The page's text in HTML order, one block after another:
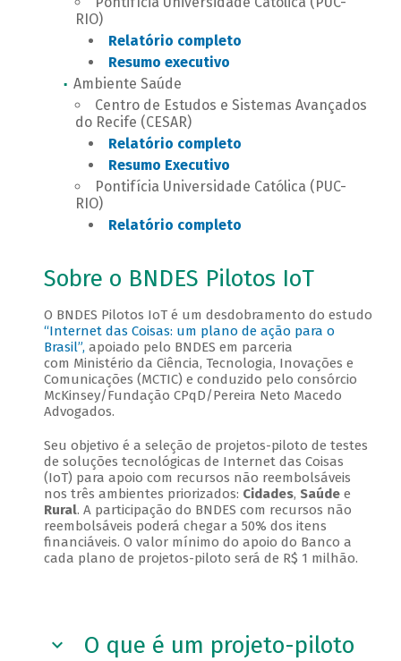
RIO)
Relatório completo
Resumo executivo
Ambiente Saúde
Centro de Estudos e Sistemas Avançados
do Recife (CESAR)
Relatório completo
Resumo Executivo
Pontifícia Universidade Católica (PUC-
RIO)
Relatório completo
Sobre o BNDES Pilotos IoT
O BNDES Pilotos IoT é um desdobramento do estudo
“Internet das Coisas: um plano de ação para o
Brasil”, apoiado pelo BNDES em parceria
com Ministério da Ciência, Tecnologia, Inovações e
Comunicações (MCTIC) e conduzido pelo consórcio
McKinsey/Fundação CPqD/Pereira Neto Macedo
Advogados.
Seu objetivo é a seleção de projetos-piloto de testes
de soluções tecnológicas de Internet das Coisas
(IoT) para apoio com recursos não reembolsáveis
nos três ambientes priorizados: Cidades, Saúdee
Rural. A participação do BNDES com recursos não
reembolsáveis poderá chegar a 50% dos itens
financiáveis. O valor mínimo do apoio do Banco a
cada plano de projetos-piloto será de R$ 1 milhão.
O que é um projeto-piloto